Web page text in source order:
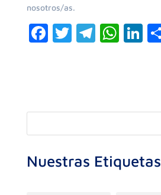
nosotros/as.
F
b
k
T T
a
W
A
Li
dI
Nuestras Etiquetas